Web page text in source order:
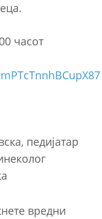
часот
педијатар
вредни